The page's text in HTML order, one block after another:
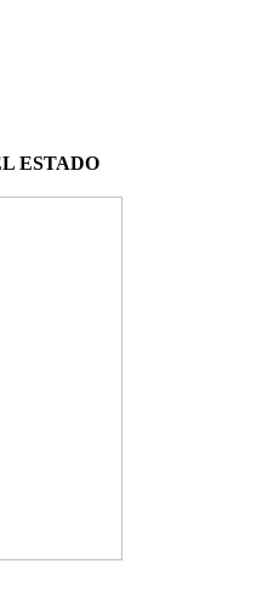
ESTADO